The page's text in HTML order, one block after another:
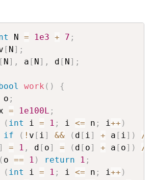
N = 1e3 + 7 ;
[ N] ;
[ N] , a [ N] , d [ N] ;
work ( )
{
o ;
= 1e100L ;
( int i = 1 ; i <= n ; i++ )
if
( ! v [ i] && ( d [ i] + a [ i] ) /
] = 1 , d [ o] = ( d [ o] + a [ o] ) /
( o == 1 ) return 1 ;
( int i = 1 ; i <= n ; i++ )